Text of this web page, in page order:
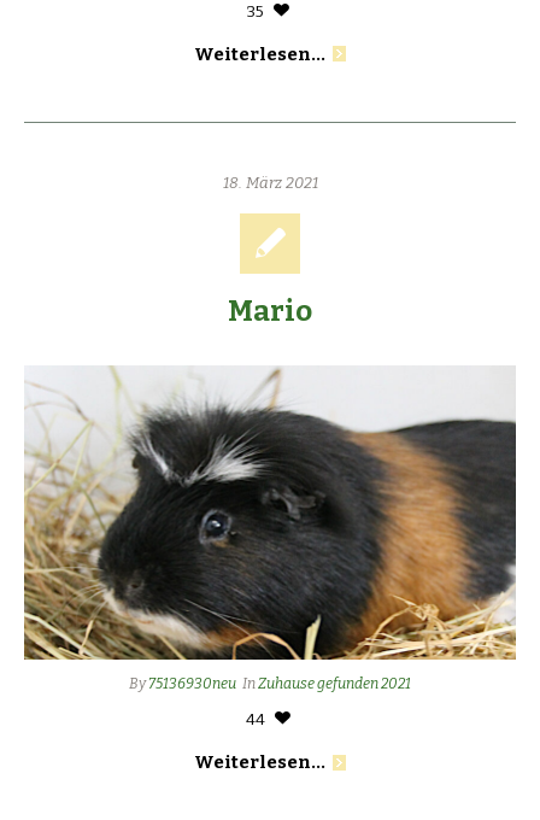
35
Weiterlesen...
18. März 2021
Mario
By75136930neu InZuhause gefunden 2021
44
Weiterlesen...